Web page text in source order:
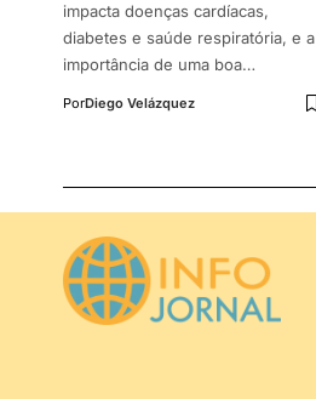
impacta doenças cardíacas,
diabetes e saúde respiratória, e a
importância de uma boa…
PorDiego Velázquez